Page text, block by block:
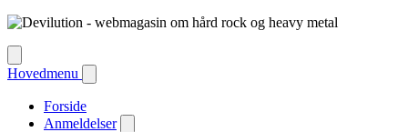
Hovedmenu
Forside
Anmeldelser